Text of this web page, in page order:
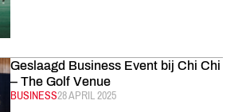
Geslaagd Business Event bij Chi Chi
– The Golf Venue
CATEGORIE:
BUSINESSGEPUBLICEERD:
28 APRIL 2025